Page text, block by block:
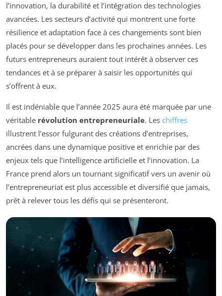
l’innovation, la durabilité et l’intégration des technologies
avancées. Les secteurs d’activité qui montrent une forte
résilience et adaptation face à ces changements sont bien
placés pour se développer dans les prochaines années. Les
futurs entrepreneurs auraient tout intérêt à observer ces
tendances et à se préparer à saisir les opportunités qui
s’offrent à eux.
Il est indéniable que l’année 2025 aura été marquée par une
véritable révolution entrepreneuriale. Les chiffres
illustrent l’essor fulgurant des créations d’entreprises,
ancrées dans une dynamique positive et enrichie par des
enjeux tels que l’intelligence artificielle et l’innovation. La
France prend alors un tournant significatif vers un avenir où
l’entrepreneuriat est plus accessible et diversifié que jamais,
prêt à relever tous les défis qui se présenteront.